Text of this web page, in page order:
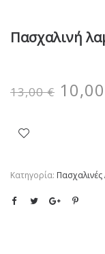
Πασχαλινή
13,00€ 10,00
Κατηγορία: